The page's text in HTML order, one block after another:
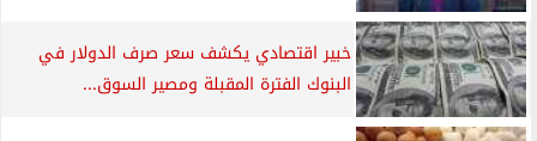
خبير اقتصادي يكشف سعر صرف الدولار في
البنوك الفترة المقبلة ومصير السوق...